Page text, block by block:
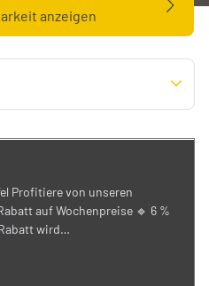
Profitiere von unseren
auf Wochenpreise 🔹 6 %
wird…